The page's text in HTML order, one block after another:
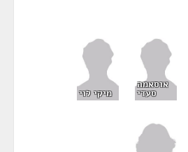
אוסאמה
סעדי מיקי לוי